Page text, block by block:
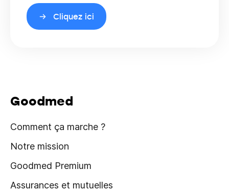
Cliquez ici
Goodmed
Comment ça marche ?
Notre mission
Goodmed Premium
Assurances et mutuelles